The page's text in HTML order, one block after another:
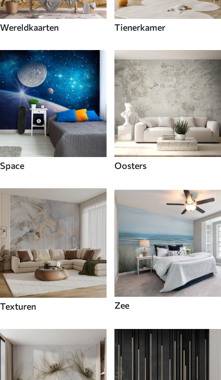
Wereldkaarten Tienerkamer
Space Oosters
Texturen Zee